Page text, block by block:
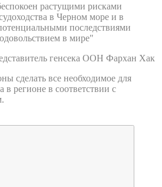
растущими рисками
в Черном море и в
последствиями
в мире"
генсека ООН Фархан Хак
сделать все необходимое для
в регионе в соответствии с